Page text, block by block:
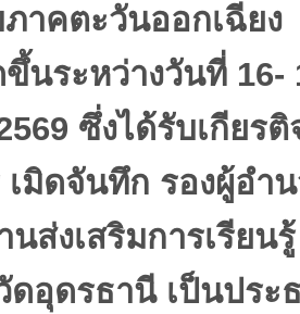
าคตะวันออกเฉียง
นระหว่างวันที่ 16-
ซึ่งได้รับเกียรติ
มิดจันทึก รองผู้อำ
นส่งเสริมการเรียนรู้
ดอุดรธานี เป็นประ